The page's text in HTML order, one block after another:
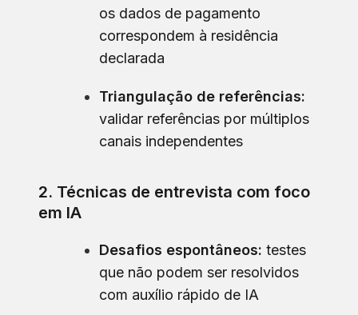
os dados de pagamento
correspondem à residência
declarada
Triangulação de referências:
validar referências por múltiplos
canais independentes
2. Técnicas de entrevista com foco
em IA
Desafios espontâneos: testes
que não podem ser resolvidos
com auxílio rápido de IA